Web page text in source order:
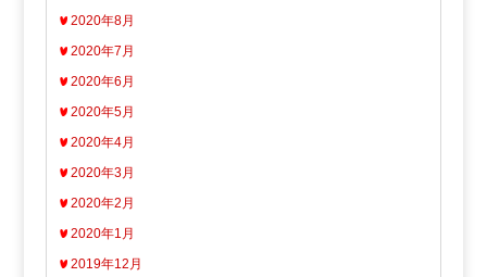
2020年8月
2020年7月
2020年6月
2020年5月
2020年4月
2020年3月
2020年2月
2020年1月
2019年12月